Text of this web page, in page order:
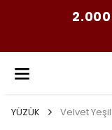
2.000
YÜZÜK Velvet